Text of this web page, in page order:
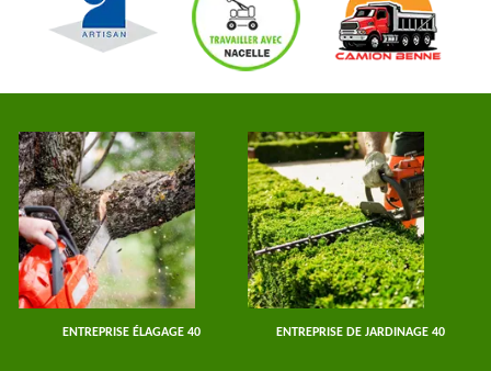
ENTREPRISE ÉLAGAGE 40 ENTREPRISE DE JARDINAGE 40